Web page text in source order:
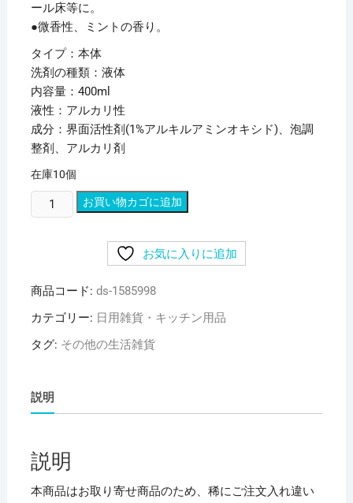
ール床等に。
●微香性、ミントの香り。
タイプ：本体
洗剤の種類：液体
内容量：400ml
液性：アルカリ性
成分：界面活性剤(1%アルキルアミンオキシド)、泡調
整剤、アルカリ剤
在庫10個
と
マ
ジ
ク
ン
ハ
ィ
ー
お買い物カゴに追加
お気に入りに追加
商品コード: ds-1585998
カテゴリー: 日用雑貨・キッチン用品
タグ: その他の生活雑貨
説明
説明
本商品はお取り寄せ商品のため、稀にご注文入れ違い